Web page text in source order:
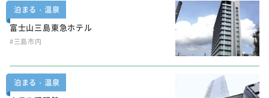
泊まる・温泉
富士山三島東急ホテル
#三島市内
泊まる・温泉